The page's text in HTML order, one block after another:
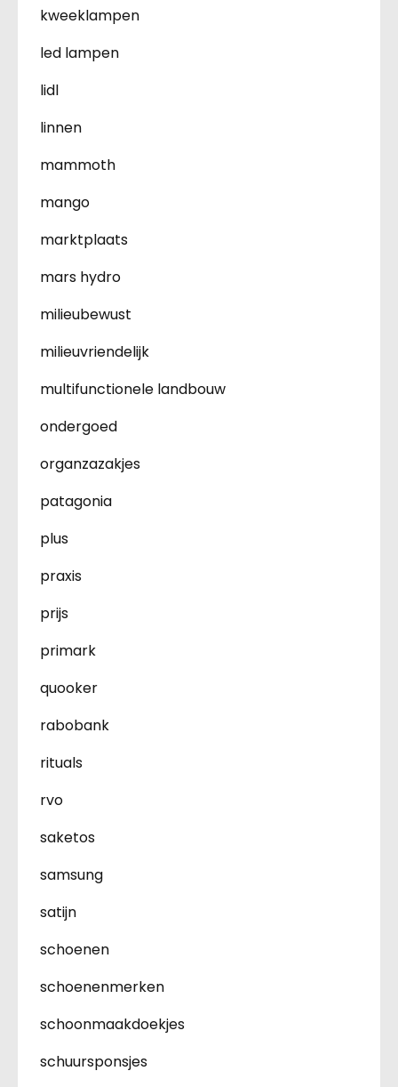
kweeklampen
led lampen
lidl
linnen
mammoth
mango
marktplaats
mars hydro
milieubewust
milieuvriendelijk
multifunctionele landbouw
ondergoed
organzazakjes
patagonia
plus
praxis
prijs
primark
quooker
rabobank
rituals
rvo
saketos
samsung
satijn
schoenen
schoenenmerken
schoonmaakdoekjes
schuursponsjes